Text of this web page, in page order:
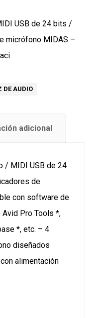
USB de 24 bits /
micrófono MIDAS –
DE AUDIO
adicional
/ MIDI USB de 24
de
con software de
Avid Pro Tools *,
*, etc. – 4
diseñados
alimentación